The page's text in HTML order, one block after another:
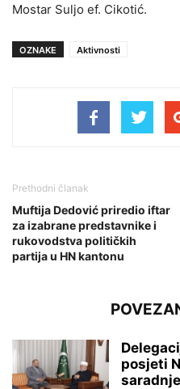
Mostar Suljo ef. Cikotić.
OZNAKE Aktivnosti
Prethodni članak
Muftija Dedović priredio iftar
za izabrane predstavnike i
rukovodstva političkih
partija u HN kantonu
posjeti